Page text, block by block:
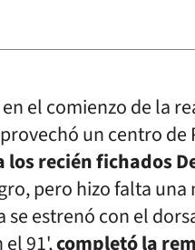
el comienzo de la
un centro de
recién fichados
pero hizo falta
estrenó con el
91',completó la